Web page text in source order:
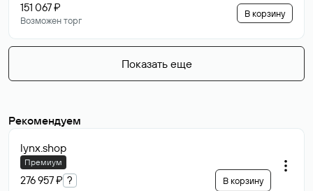
151 067 ₽
Возможен торг
В корзину
Показать еще
Рекомендуем
lynx.shop
Премиум
276 957 ₽ ? В корзину